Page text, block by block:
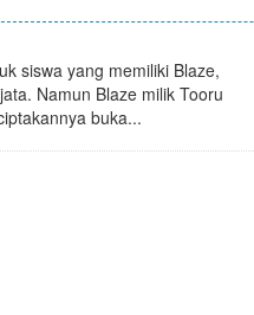
siswa yang memiliki Blaze,
Namun Blaze milik Tooru
buka...